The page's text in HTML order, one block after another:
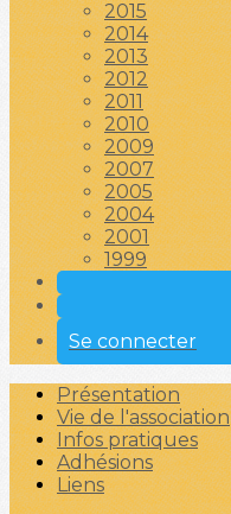
2015
2014
2013
2012
2011
2010
2009
2007
2005
2004
2001
1999
Se connecter
Présentation
Vie de l'association
Infos pratiques
Adhésions
Liens